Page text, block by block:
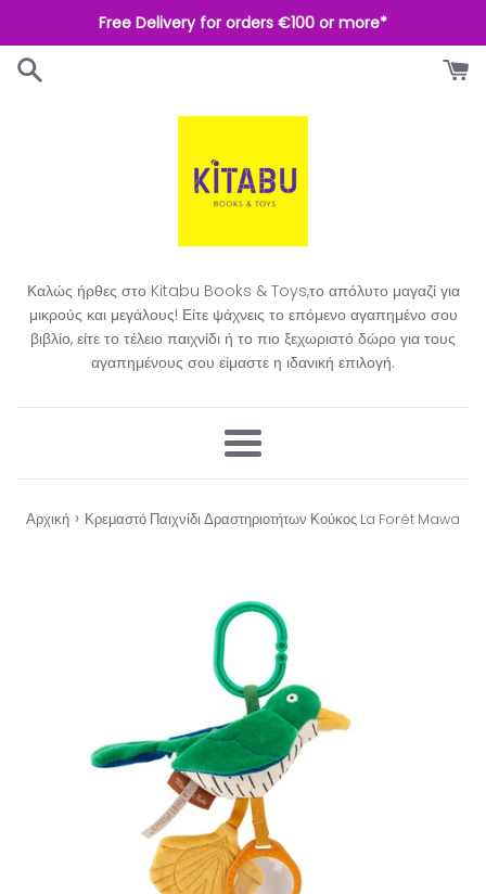
στο
περιεχόμενο
Free Delivery for orders €100 or more*
Καλώς ήρθες στο Kitabu Books & Toys,το απόλυτο μαγαζί για
μικρούς και μεγάλους! Είτε ψάχνεις το επόμενο αγαπημένο σου
βιβλίο, είτε το τέλειο παιχνίδι ή το πιο ξεχωριστό δώρο για τους
αγαπημένους σου είμαστε η ιδανική επιλογή.​
Μενού
Αρχική › Κρεμαστό Παιχνίδι Δραστηριοτήτων Κούκος La Forêt Mawa